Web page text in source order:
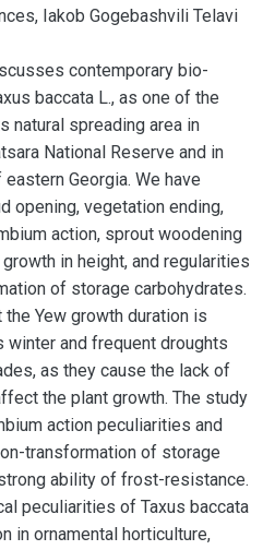
Iakob Gogebashvili Telavi
contemporary bio-
baccata L., as one of the
natural spreading area in
National Reserve and in
Georgia. We have
opening, vegetation ending,
action, sprout woodening
in height, and regularities
of storage carbohydrates.
Yew growth duration is
and frequent droughts
as they cause the lack of
the plant growth. The study
action peculiarities and
transformation of storage
ability of frost-resistance.
peculiarities of Taxus baccata
in ornamental horticulture,